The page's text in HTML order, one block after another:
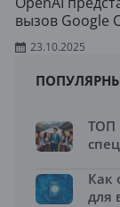
вызов Google
23.10.2025
ТОП
Как
для